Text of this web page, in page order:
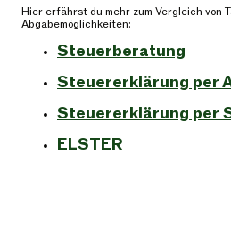
Hier erfährst du mehr zum Vergleich von
Abgabemöglichkeiten:
Steuerberatung
Steuererklärung per
Steuererklärung per
ELSTER